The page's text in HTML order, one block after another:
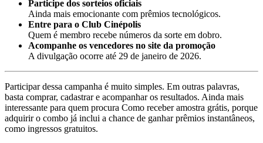
Participe dos sorteios oficiais
Ainda mais emocionante com prêmios tecnológicos.
Entre para o Club Cinépolis
Quem é membro recebe números da sorte em dobro.
Acompanhe os vencedores no site da promoção
A divulgação ocorre até 29 de janeiro de 2026.
Participar dessa campanha é muito simples. Em outras palavras,
basta comprar, cadastrar e acompanhar os resultados. Ainda mais
interessante para quem procura Como receber amostra grátis, porque
adquirir o combo já inclui a chance de ganhar prêmios instantâneos,
como ingressos gratuitos.